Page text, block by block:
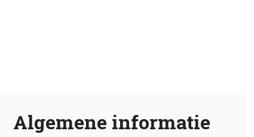
Algemene informatie